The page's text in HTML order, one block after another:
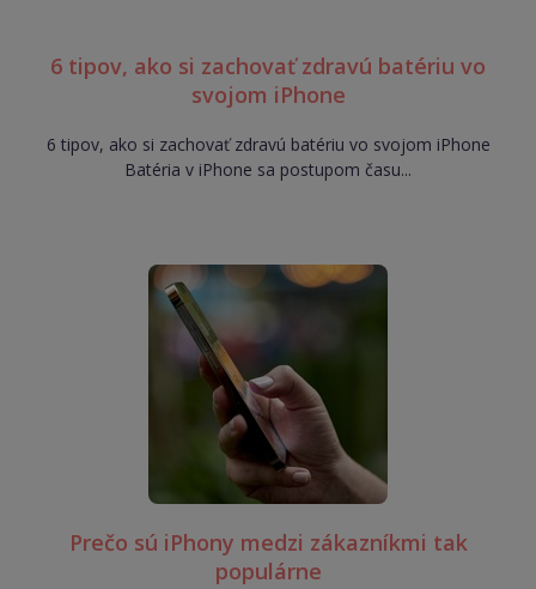
6 tipov, ako si zachovať zdravú batériu vo
svojom iPhone
6 tipov, ako si zachovať zdravú batériu vo svojom iPhone
Batéria v iPhone sa postupom času...
Prečo sú iPhony medzi zákazníkmi tak
populárne